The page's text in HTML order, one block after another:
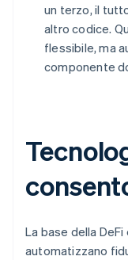
un terzo, il
altro codice.
flessibile, ma
componente
La base della
automatizzano